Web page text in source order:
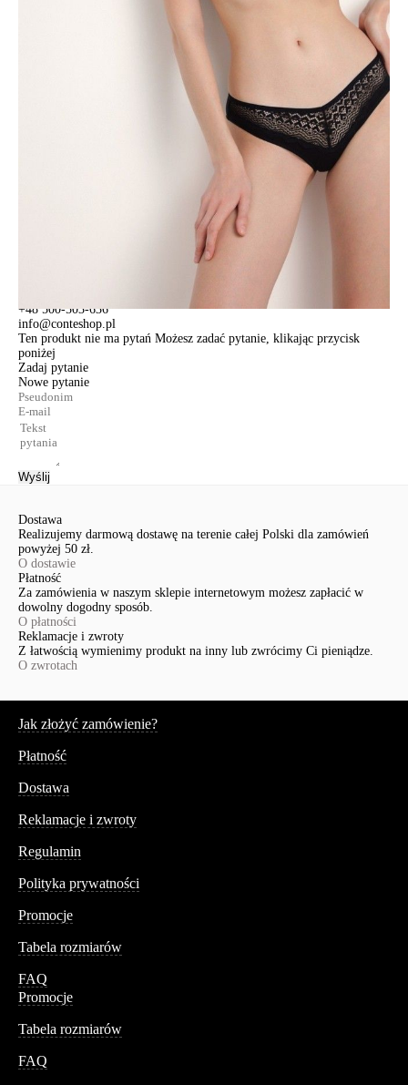
bawełna premium jest miękka, wygodna i
• przeciętna linia talii w kształcie litery V,
• luksusowa teksturowana koronka w górnej części przodu,
• z tyłu linia prosta z trójkątnym wycięciem,
• nogawki w pasie i z tyłu wykończone gumką,
• zachowanie kształtu i koloru przy zachowaniu zaleceń
• zaprojektowany z myślą o Twojej wygodzie i pewności siebie.
poliamid 71%, bawełna 14%, elastan 15%
+48 500-503-636
info@conteshop.pl
Ten produkt nie ma pytań Możesz zadać pytanie, klikając przycisk
poniżej
Zadaj pytanie
Nowe pytanie
Wyślij
Dostawa
Realizujemy darmową dostawę na terenie całej Polski dla zamówień
powyżej 50 zł.
O dostawie
Płatność
Za zamówienia w naszym sklepie internetowym możesz zapłacić w
dowolny dogodny sposób.
O płatności
Reklamacje i zwroty
Z łatwością wymienimy produkt na inny lub zwrócimy Ci pieniądze.
O zwrotach
Jak złożyć zamówienie?
Płatność
Dostawa
Reklamacje i zwroty
Regulamin
Polityka prywatności
Promocje
Tabela rozmiarów
FAQ
Promocje
Tabela rozmiarów
FAQ